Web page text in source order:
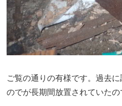
ご覧の通りの有様です。過去
のでが長期間放置されていたの